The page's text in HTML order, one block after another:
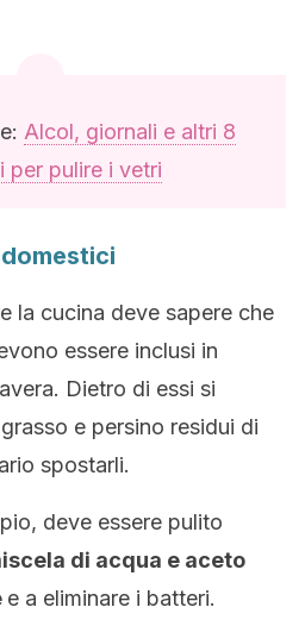
Alcol, giornali e altri 8
per pulire i vetri
la cucina deve sapere che
essere inclusi in
Dietro di essi si
e persino residui di
spostarli.
deve essere pulito
di acqua e aceto
e a eliminare i batteri.